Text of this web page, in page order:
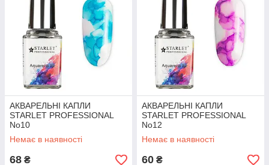
АКВАРЕЛЬНІ КАПЛИ
STARLET PROFESSIONAL
No10
Немає в наявності
68 ₴
АКВАРЕЛЬНІ КАПЛИ
STARLET PROFESSIONAL
No12
Немає в наявності
60 ₴